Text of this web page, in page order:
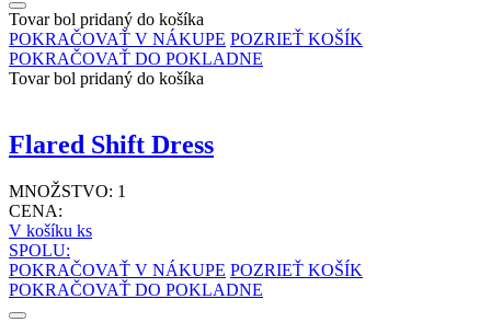
Tovar bol pridaný do košíka
POKRAČOVAŤ V NÁKUPE POZRIEŤ KOŠÍK
POKRAČOVAŤ DO POKLADNE
Tovar bol pridaný do košíka
Flared Shift Dress
MNOŽSTVO: 1
CENA:
V košíku ks
SPOLU:
POKRAČOVAŤ V NÁKUPE POZRIEŤ KOŠÍK
POKRAČOVAŤ DO POKLADNE